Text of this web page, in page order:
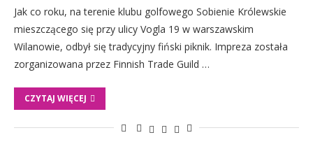
Jak co roku, na terenie klubu golfowego Sobienie Królewskie
mieszczącego się przy ulicy Vogla 19 w warszawskim
Wilanowie, odbył się tradycyjny fiński piknik. Impreza została
zorganizowana przez Finnish Trade Guild …
CZYTAJ WIĘCEJ